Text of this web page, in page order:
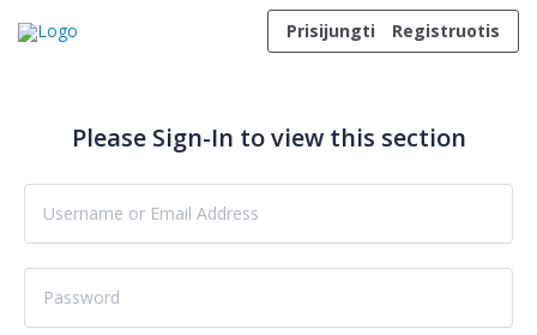
Prisijungti
Registruotis
Please Sign-In to view this section